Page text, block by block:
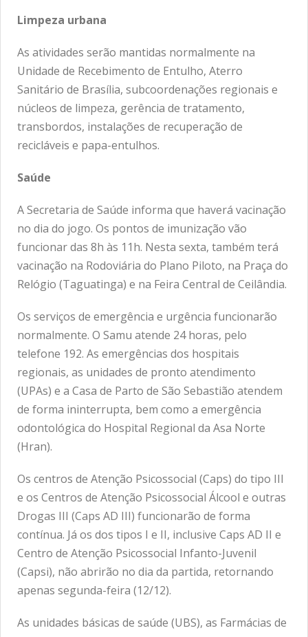
Limpeza urbana
As atividades serão mantidas normalmente na
Unidade de Recebimento de Entulho, Aterro
Sanitário de Brasília, subcoordenações regionais e
núcleos de limpeza, gerência de tratamento,
transbordos, instalações de recuperação de
recicláveis e papa-entulhos.
Saúde
A Secretaria de Saúde informa que haverá vacinação
no dia do jogo. Os pontos de imunização vão
funcionar das 8h às 11h. Nesta sexta, também terá
vacinação na Rodoviária do Plano Piloto, na Praça do
Relógio (Taguatinga) e na Feira Central de Ceilândia.
Os serviços de emergência e urgência funcionarão
normalmente. O Samu atende 24 horas, pelo
telefone 192. As emergências dos hospitais
regionais, as unidades de pronto atendimento
(UPAs) e a Casa de Parto de São Sebastião atendem
de forma ininterrupta, bem como a emergência
odontológica do Hospital Regional da Asa Norte
(Hran).
Os centros de Atenção Psicossocial (Caps) do tipo III
e os Centros de Atenção Psicossocial Álcool e outras
Drogas III (Caps AD III) funcionarão de forma
contínua. Já os dos tipos I e II, inclusive Caps AD II e
Centro de Atenção Psicossocial Infanto-Juvenil
(Capsi), não abrirão no dia da partida, retornando
apenas segunda-feira (12/12).
As unidades básicas de saúde (UBS), as Farmácias de